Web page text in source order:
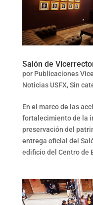
Salón de
por Publicaciones
Noticias USFX,Sin
En el marco de las
fortalecimiento de la
preservación del
entrega oficial del
edificio del Centro de